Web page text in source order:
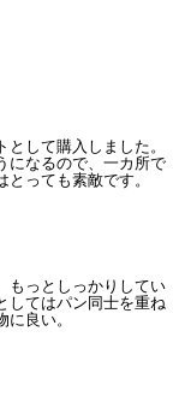
して購入しました。
になるので、一カ所で
っても素敵です。
もっとしっかりしてい
してはパン同士を重ね
良い。